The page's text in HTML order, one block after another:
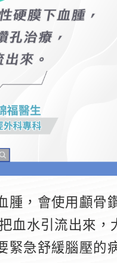
腫，會使用顱骨
血水引流出來，
緊急舒緩腦壓的